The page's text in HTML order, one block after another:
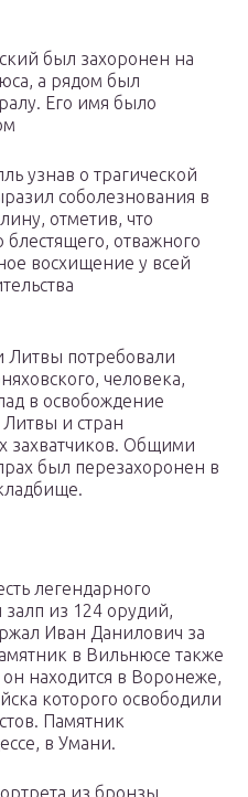
был захоронен на
а рядом был
Его имя было
узнав о трагической
соболезнования в
отметив, что
блестящего, отважного
восхищение у всей
Литвы потребовали
человека,
в освобождение
и стран
захватчиков. Общими
был перезахоронен в
легендарного
из 124 орудий,
Иван Данилович за
в Вильнюсе также
находится в Воронеже,
которого освободили
Памятник
в Умани.
из бронзы